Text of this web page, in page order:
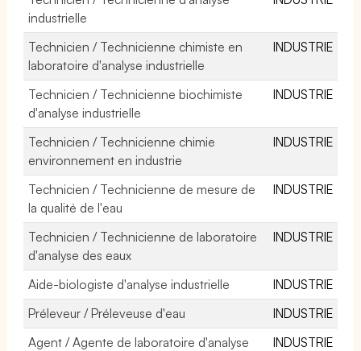
industrielle
Technicien / Technicienne chimiste en
laboratoire d'analyse industrielle
INDUSTRIE
Technicien / Technicienne biochimiste
d'analyse industrielle
INDUSTRIE
Technicien / Technicienne chimie
environnement en industrie
INDUSTRIE
Technicien / Technicienne de mesure de
la qualité de l'eau
INDUSTRIE
Technicien / Technicienne de laboratoire
d'analyse des eaux
INDUSTRIE
Aide-biologiste d'analyse industrielle
INDUSTRIE
Préleveur / Préleveuse d'eau
INDUSTRIE
Agent / Agente de laboratoire d'analyse
INDUSTRIE